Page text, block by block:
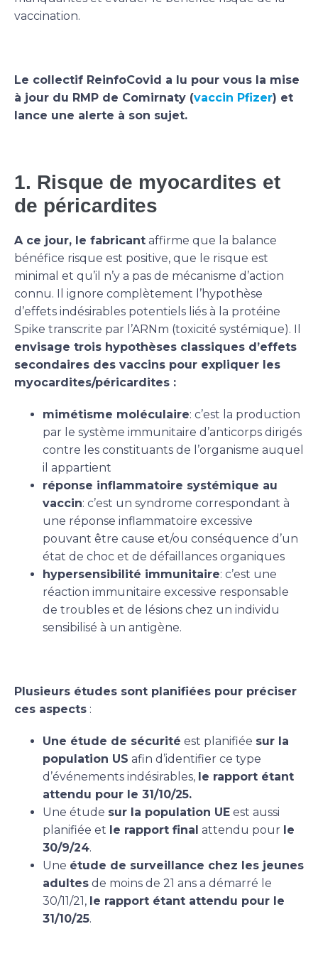
vaccination.
Le collectif ReinfoCovid a lu pour vous la mise
à jour du RMP de Comirnaty (vaccin Pfizer) et
lance une alerte à son sujet.
1. Risque de myocardites et
de péricardites
A ce jour, le fabricant affirme que la balance
bénéfice risque est positive, que le risque est
minimal et qu’il n’y a pas de mécanisme d’action
connu. Il ignore complètement l’hypothèse
d’effets indésirables potentiels liés à la protéine
Spike transcrite par l’ARNm (toxicité systémique). Il
envisage trois hypothèses classiques d’effets
secondaires des vaccins pour expliquer les
myocardites/péricardites :
mimétisme moléculaire: c’est la production
par le système immunitaire d’anticorps dirigés
contre les constituants de l’organisme auquel
il appartient
réponse inflammatoire systémique au
vaccin: c’est un syndrome correspondant à
une réponse inflammatoire excessive
pouvant être cause et/ou conséquence d’un
état de choc et de défaillances organiques
hypersensibilité immunitaire: c’est une
réaction immunitaire excessive responsable
de troubles et de lésions chez un individu
sensibilisé à un antigène.
Plusieurs études sont planifiées pour préciser
ces aspects :
Une étude de sécurité est planifiée sur la
population US afin d’identifier ce type
d’événements indésirables, le rapport étant
attendu pour le 31/10/25.
Une étude sur la population UE est aussi
planifiée et le rapport final attendu pour le
30/9/24.
Une étude de surveillance chez les jeunes
adultes de moins de 21 ans a démarré le
30/11/21, le rapport étant attendu pour le
31/10/25.